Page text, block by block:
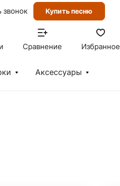
звонок Купить песню
Сравнение Избранное
Аксессуары